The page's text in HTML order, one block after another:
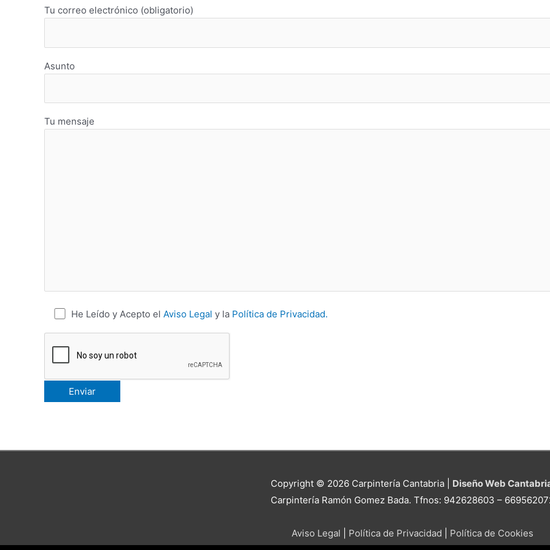
Tu correo electrónico (obligatorio)
Asunto
Tu mensaje
He Leído y Acepto el Aviso Legal y la Política de Privacidad.
Copyright © 2026 Carpintería Cantabria| Diseño Web
Carpintería Ramón Gomez Bada. Tfnos: 942628603 –
Aviso Legal Política de Privacidad Política de Cookies